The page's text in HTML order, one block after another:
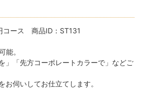
ース 商品ID：ST131
能。
」「先方コーポレートカラーで」などご
お伺いしてお仕立てします。